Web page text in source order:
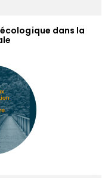
dans la